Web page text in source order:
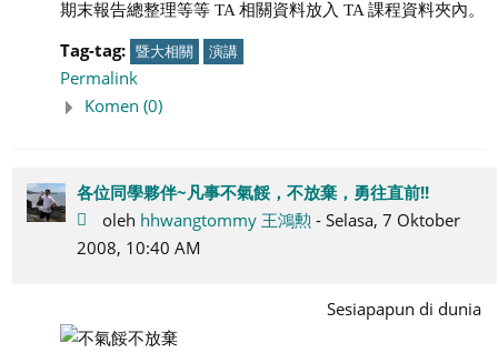
期末報告總整理等等 TA 相關資料放入 TA 課程資料夾內。
Tag-tag: 暨大相關 演講
Permalink
Komen (0)
各位同學夥伴~凡事不氣餒，不放棄，勇往直前!!
oleh hhwangtommy 王鴻勲 - Selasa, 7 Oktober
2008, 10:40 AM
Sesiapapun di dunia